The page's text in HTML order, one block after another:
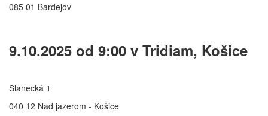
085 01 Bardejov
9.10.2025 od 9:00 v Tridiam, Košice
Slanecká 1
040 12 Nad jazerom - Košice